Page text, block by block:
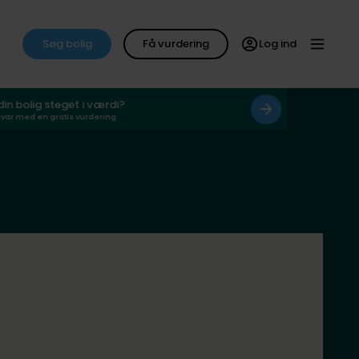
Søg bolig Få vurdering Log ind
bolig steget i værdi?
med en gratis vurdering